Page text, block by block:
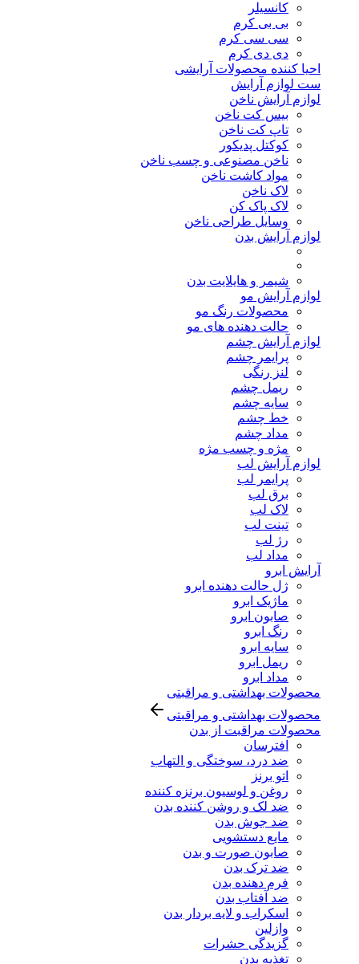
کانسیلر
بی بی کرم
سی سی کرم
دی دی کرم
احیا کننده محصولات آرایشی
ست لوازم آرایش
لوازم آرایش ناخن
بیس کت ناخن
تاپ کت ناخن
کوکتل پدیکور
ناخن مصنوعی و چسب ناخن
مواد کاشت ناخن
لاک ناخن
لاک پاک کن
وسایل طراحی ناخن
لوازم آرایش بدن
شیمر و هایلایت بدن
لوازم آرایش مو
محصولات رنگ مو
حالت دهنده های مو
لوازم آرایش چشم
پرایمر چشم
لنز رنگی
ریمل چشم
سایه چشم
خط چشم
مداد چشم
مژه و چسب مژه
لوازم آرایش لب
پرایمر لب
برق لب
لاک لب
تینت لب
رژ لب
مداد لب
آرایش ابرو
ژل حالت دهنده ابرو
ماژیک ابرو
صابون ابرو
رنگ ابرو
سایه ابرو
ریمل ابرو
مداد ابرو
محصولات بهداشتی و مراقبتی
محصولات بهداشتی و مراقبتی
محصولات مراقبت از بدن
افترسان
ضد درد، سوختگی و التهاب
اتو برنز
روغن و لوسیون برنزه کننده
ضد لک و روشن کننده بدن
ضد جوش بدن
مایع دستشویی
صابون صورت و بدن
ضد ترک بدن
فرم دهنده بدن
ضد آفتاب بدن
اسکراب و لایه بردار بدن
وازلین
گزیدگی حشرات
تغذیه بدن